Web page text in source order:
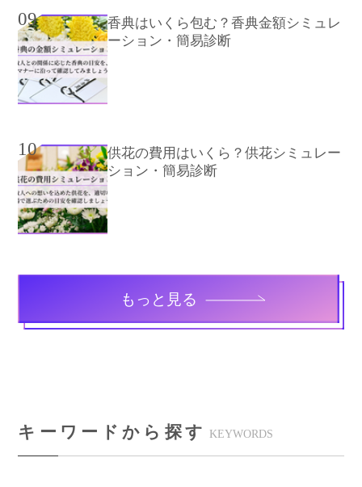
09
香典はいくら包む？香典金額シミュレ
ーション・簡易診断
10
供花の費用はいくら？供花シミュレー
ション・簡易診断
もっと見る
キーワードから探す KEYWORDS